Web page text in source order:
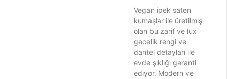
Vegan ipek saten
kumaşlar ile üretilmiş
olan bu zarif ve lux
gecelik rengi ve
dantel detayları ile
evde şıklığı garanti
ediyor. Modern ve